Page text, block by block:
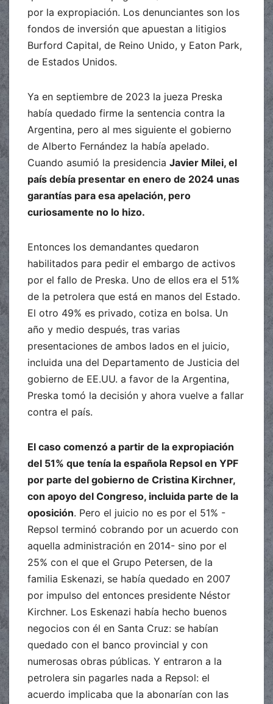
por la expropiación. Los denunciantes son los
fondos de inversión que apuestan a litigios
Burford Capital, de Reino Unido, y Eaton Park,
de Estados Unidos.
Ya en septiembre de 2023 la jueza Preska
había quedado firme la sentencia contra la
Argentina, pero al mes siguiente el gobierno
de Alberto Fernández la había apelado.
Cuando asumió la presidencia Javier Milei, el
país debía presentar en enero de 2024 unas
garantías para esa apelación, pero
curiosamente no lo hizo.
Entonces los demandantes quedaron
habilitados para pedir el embargo de activos
por el fallo de Preska. Uno de ellos era el 51%
de la petrolera que está en manos del Estado.
El otro 49% es privado, cotiza en bolsa. Un
año y medio después, tras varias
presentaciones de ambos lados en el juicio,
incluida una del Departamento de Justicia del
gobierno de EE.UU. a favor de la Argentina,
Preska tomó la decisión y ahora vuelve a fallar
contra el país.
El caso comenzó a partir de la expropiación
del 51% que tenía la española Repsol en YPF
por parte del gobierno de Cristina Kirchner,
con apoyo del Congreso, incluida parte de la
oposición. Pero el juicio no es por el 51% -
Repsol terminó cobrando por un acuerdo con
aquella administración en 2014- sino por el
25% con el que el Grupo Petersen, de la
familia Eskenazi, se había quedado en 2007
por impulso del entonces presidente Néstor
Kirchner. Los Eskenazi había hecho buenos
negocios con él en Santa Cruz: se habían
quedado con el banco provincial y con
numerosas obras públicas. Y entraron a la
petrolera sin pagarles nada a Repsol: el
acuerdo implicaba que la abonarían con las